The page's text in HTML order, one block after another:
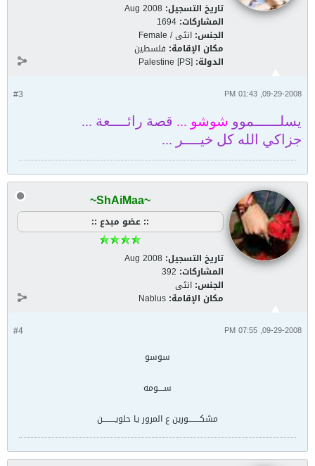
تاريخ التسجيل: Aug 2008
المشاركات: 1694
الجنس: انثى / Female
مكان الإقامة: فلسطين
الدولة: Palestine [PS]
#3 09-29-2008, 01:43 PM
يسلــــــموو شوشو ... قصة رائــــعة ...
جزاكي الله كل خيــــر ...
~ShAiMaa~
:: عضو مبدع ::
تاريخ التسجيل: Aug 2008
المشاركات: 392
الجنس: انثى
مكان الإقامة: Nablus
#4 09-29-2008, 07:55 PM
سوسو
ســــومه
مشكــــــــورين ع المرور يا حلويـــــــــن